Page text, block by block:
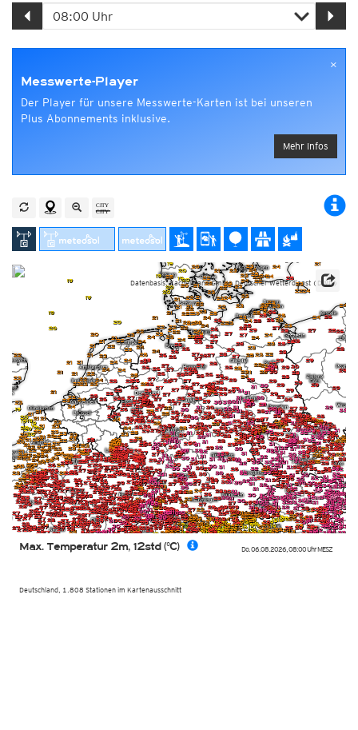
×
Messwerte-Player
Der Player für unsere Messwerte-Karten ist bei unseren
Plus Abonnements inklusive.
Mehr Infos
Do. 06.08.2026, 08:00 UhrMESZ
Deutschland, 1.808 Stationen im Kartenausschnitt
Max. Temperatur 2m, 12std (°C)
Datenbasis: Kachelmann GmbH, Deutscher Wetterdienst (DWD)